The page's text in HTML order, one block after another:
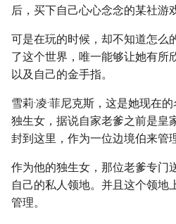
后，买下自己心心念念的某社游
可是在玩的时候，却不知道怎么
了这个世界，唯一能够让她有所
以及自己的金手指。
雪莉·凌·菲尼克斯，这是她现在
独生女，据说自家老爹之前是皇
封到这里，作为一位边境伯来管
作为他的独生女，那位老爹专门
自己的私人领地。并且这个领地
管理。